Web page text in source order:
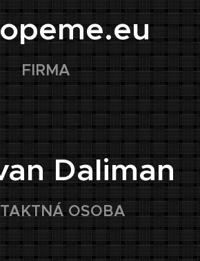
FIRMA
👤
Daliman
OSOBA